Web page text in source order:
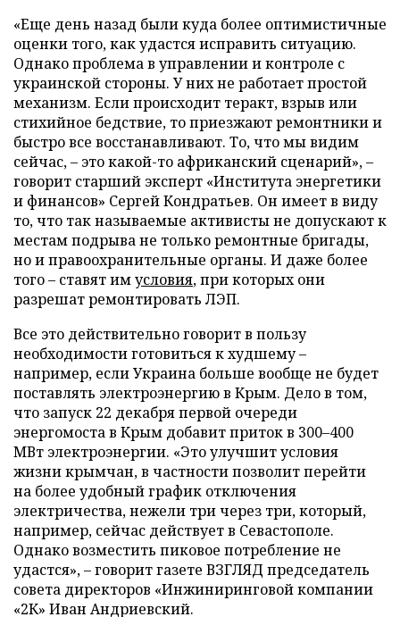
«Еще день назад были куда более оптимистичные
оценки того, как удастся исправить ситуацию.
Однако проблема в управлении и контроле с
украинской стороны. У них не работает простой
механизм. Если происходит теракт, взрыв или
стихийное бедствие, то приезжают ремонтники и
быстро все восстанавливают. То, что мы видим
сейчас, – это какой-то африканский сценарий», –
говорит старший эксперт «Института энергетики
и финансов» Сергей Кондратьев. Он имеет в виду
то, что так называемые активисты не допускают к
местам подрыва не только ремонтные бригады,
но и правоохранительные органы. И даже более
того – ставят имусловия, при которых они
разрешат ремонтировать ЛЭП.
Все это действительно говорит в пользу
необходимости готовиться к худшему –
например, если Украина больше вообще не будет
поставлять электроэнергию в Крым. Дело в том,
что запуск 22 декабря первой очереди
энергомоста в Крым добавит приток в 300–400
МВт электроэнергии. «Это улучшит условия
жизни крымчан, в частности позволит перейти
на более удобный график отключения
электричества, нежели три через три, который,
например, сейчас действует в Севастополе.
Однако возместить пиковое потребление не
удастся», – говорит газете ВЗГЛЯД председатель
совета директоров «Инжиниринговой компании
«2К» Иван Андриевский.